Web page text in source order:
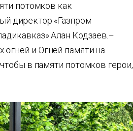
потомков как
директор «Газпром
Алан Кодзаев.–
и Огней памяти на
в памяти потомков герои,